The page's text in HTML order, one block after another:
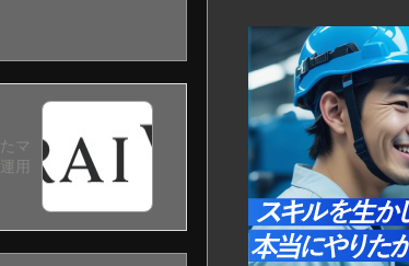
マ
用